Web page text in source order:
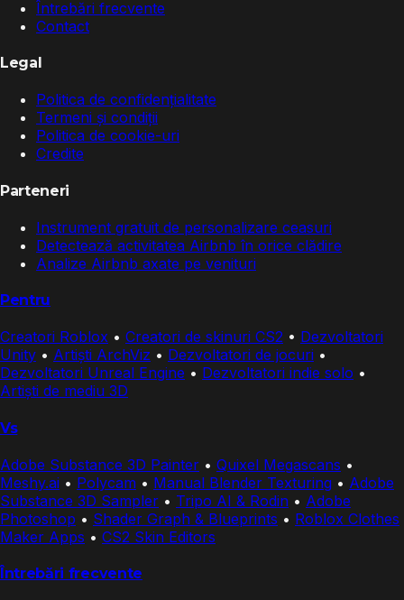
Întrebări frecvente
Contact
Legal
Politica de confidențialitate
Termeni și condiții
Politica de cookie-uri
Credite
Parteneri
Instrument gratuit de personalizare ceasuri
Detectează activitatea Airbnb în orice clădire
Analize Airbnb axate pe venituri
Pentru
Creatori Roblox • Creatori de skinuri CS2 • Dezvoltatori
Unity • Artiști ArchViz • Dezvoltatori de jocuri •
Dezvoltatori Unreal Engine • Dezvoltatori indie solo •
Artiști de mediu 3D
Vs
Adobe Substance 3D Painter • Quixel Megascans •
Meshy.ai • Polycam • Manual Blender Texturing • Adobe
Substance 3D Sampler • Tripo AI & Rodin • Adobe
Photoshop • Shader Graph & Blueprints • Roblox Clothes
Maker Apps • CS2 Skin Editors
Întrebări frecvente